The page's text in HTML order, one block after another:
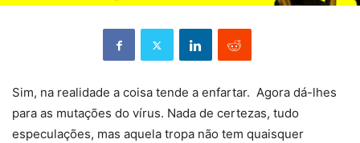
Sim, na realidade a coisa tende a enfartar. Agora dá-lhes
para as mutações do vírus. Nada de certezas, tudo
especulações, mas aquela tropa não tem quaisquer